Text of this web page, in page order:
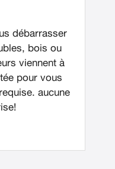
débarrasser
bois ou
viennent à
pour vous
aucune